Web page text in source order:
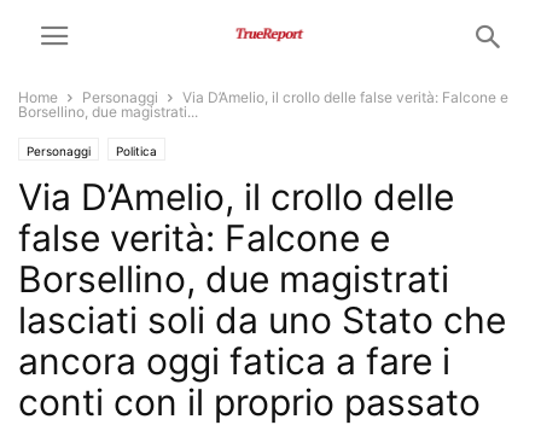
Home Personaggi
Via D’Amelio, il crollo delle false verità: Falcone e
Borsellino, due magistrati...
Personaggi Politica
Via D’Amelio, il crollo delle
false verità: Falcone e
Borsellino, due magistrati
lasciati soli da uno Stato che
ancora oggi fatica a fare i
conti con il proprio passato